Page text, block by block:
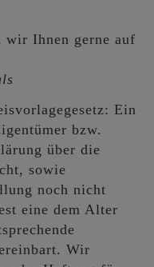
wir Ihnen gerne auf
Ein
bzw.
über die
sowie
noch nicht
eine dem Alter
Wir